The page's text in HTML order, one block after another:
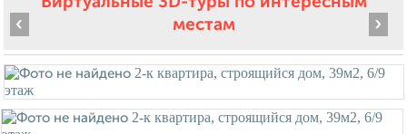
местам
‹ ›